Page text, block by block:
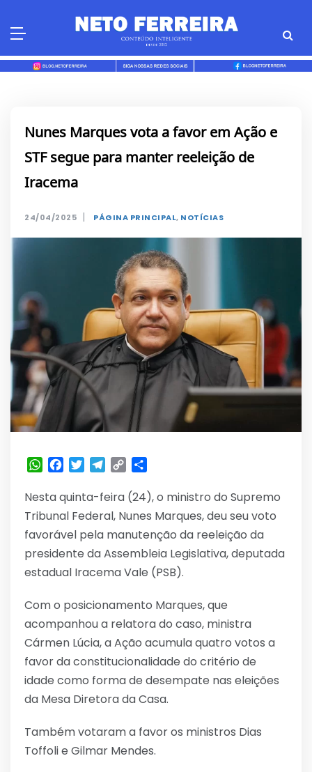
Nunes Marques vota a favor em Ação e
STF segue para manter reeleição de
Iracema
24/04/2025 | PÁGINA PRINCIPAL, NOTÍCIAS
WhatsApp
Facebook
TwitterTelegram
Copy
Nesta quinta-feira (24), o ministro do Supremo
Tribunal Federal, Nunes Marques, deu seu voto
favorável pela manutenção da reeleição da
presidente da Assembleia Legislativa, deputada
estadual Iracema Vale (PSB).
Com o posicionamento Marques, que
acompanhou a relatora do caso, ministra
Cármen Lúcia, a Ação acumula quatro votos a
favor da constitucionalidade do critério de
idade como forma de desempate nas eleições
da Mesa Diretora da Casa.
Também votaram a favor os ministros Dias
Toffoli e Gilmar Mendes.